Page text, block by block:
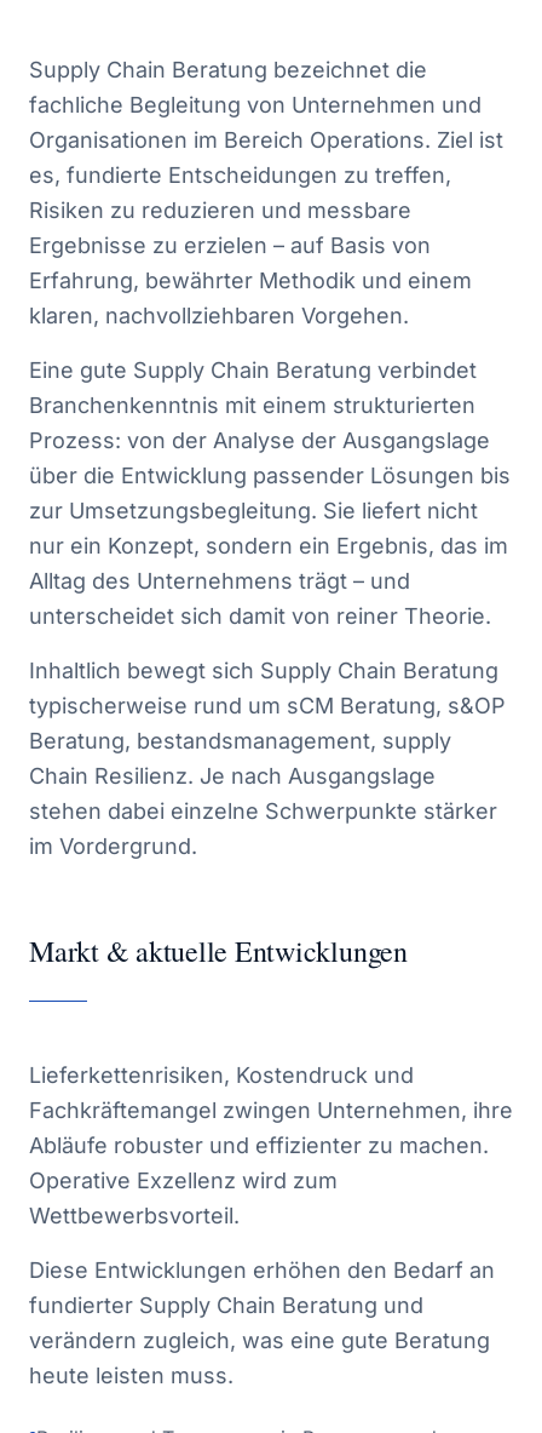
Supply Chain Beratung bezeichnet die
fachliche Begleitung von Unternehmen und
Organisationen im Bereich Operations. Ziel ist
es, fundierte Entscheidungen zu treffen,
Risiken zu reduzieren und messbare
Ergebnisse zu erzielen – auf Basis von
Erfahrung, bewährter Methodik und einem
klaren, nachvollziehbaren Vorgehen.
Eine gute Supply Chain Beratung verbindet
Branchenkenntnis mit einem strukturierten
Prozess: von der Analyse der Ausgangslage
über die Entwicklung passender Lösungen bis
zur Umsetzungsbegleitung. Sie liefert nicht
nur ein Konzept, sondern ein Ergebnis, das im
Alltag des Unternehmens trägt – und
unterscheidet sich damit von reiner Theorie.
Inhaltlich bewegt sich Supply Chain Beratung
typischerweise rund um sCM Beratung, s&OP
Beratung, bestandsmanagement, supply
Chain Resilienz. Je nach Ausgangslage
stehen dabei einzelne Schwerpunkte stärker
im Vordergrund.
Markt & aktuelle Entwicklungen
Lieferkettenrisiken, Kostendruck und
Fachkräftemangel zwingen Unternehmen, ihre
Abläufe robuster und effizienter zu machen.
Operative Exzellenz wird zum
Wettbewerbsvorteil.
Diese Entwicklungen erhöhen den Bedarf an
fundierter Supply Chain Beratung und
verändern zugleich, was eine gute Beratung
heute leisten muss.